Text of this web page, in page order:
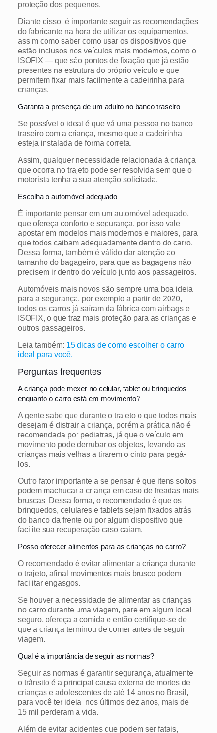
proteção dos pequenos.
Diante disso, é importante seguir as recomendações
do fabricante na hora de utilizar os equipamentos,
assim como saber como usar os dispositivos que
estão inclusos nos veículos mais modernos, como o
ISOFIX — que são pontos de fixação que já estão
presentes na estrutura do próprio veículo e que
permitem fixar mais facilmente a cadeirinha para
crianças.
Garanta a presença de um adulto no banco traseiro
Se possível o ideal é que vá uma pessoa no banco
traseiro com a criança, mesmo que a cadeirinha
esteja instalada de forma correta.
Assim, qualquer necessidade relacionada à criança
que ocorra no trajeto pode ser resolvida sem que o
motorista tenha a sua atenção solicitada.
Escolha o automóvel adequado
É importante pensar em um automóvel adequado,
que ofereça conforto e segurança, por isso vale
apostar em modelos mais modernos e maiores, para
que todos caibam adequadamente dentro do carro.
Dessa forma, também é válido dar atenção ao
tamanho do bagageiro, para que as bagagens não
precisem ir dentro do veículo junto aos passageiros.
Automóveis mais novos são sempre uma boa ideia
para a segurança, por exemplo a partir de 2020,
todos os carros já saíram da fábrica com airbags e
ISOFIX, o que traz mais proteção para as crianças e
outros passageiros.
Leia também: 15 dicas de como escolher o carro
ideal para você.
Perguntas frequentes
A criança pode mexer no celular, tablet ou brinquedos
enquanto o carro está em movimento?
A gente sabe que durante o trajeto o que todos mais
desejam é distrair a criança, porém a prática não é
recomendada por pediatras, já que o veículo em
movimento pode derrubar os objetos, levando as
crianças mais velhas a tirarem o cinto para pegá-
los.
Outro fator importante a se pensar é que itens soltos
podem machucar a criança em caso de freadas mais
bruscas. Dessa forma, o recomendado é que os
brinquedos, celulares e tablets sejam fixados atrás
do banco da frente ou por algum dispositivo que
facilite sua recuperação caso caiam.
Posso oferecer alimentos para as crianças no carro?
O recomendado é evitar alimentar a criança durante
o trajeto, afinal movimentos mais brusco podem
facilitar engasgos.
Se houver a necessidade de alimentar as crianças
no carro durante uma viagem, pare em algum local
seguro, ofereça a comida e então certifique-se de
que a criança terminou de comer antes de seguir
viagem.
Qual é a importância de seguir as normas?
Seguir as normas é garantir segurança, atualmente
o trânsito é a principal causa externa de mortes de
crianças e adolescentes de até 14 anos no Brasil,
para você ter ideia nos últimos dez anos, mais de
15 mil perderam a vida.
Além de evitar acidentes que podem ser fatais,